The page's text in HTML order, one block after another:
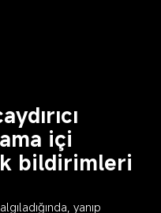
içi
bildirimleri
yanıp